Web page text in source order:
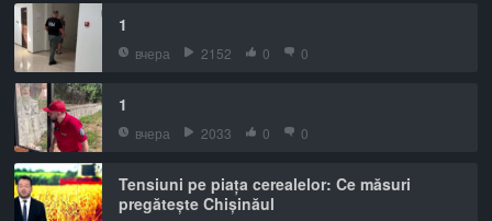
1
вчера 2152 0 0
1
вчера 2033 0 0
Tensiuni pe piața cerealelor: Ce măsuri
pregătește Chișinăul